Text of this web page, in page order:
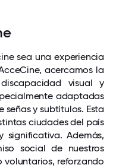
sea una experiencia
acercamos la
visual y
adaptadas
y subtítulos. Esta
ciudades del país
significativa. Además,
social de nuestros
reforzando